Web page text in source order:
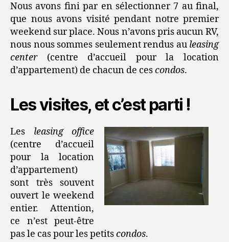
Nous avons fini par en sélectionner 7 au final,
que nous avons visité pendant notre premier
weekend sur place. Nous n’avons pris aucun RV,
nous nous sommes seulement rendus au leasing
center(centre d’accueil pour la location
d’appartement) de chacun de cescondos.
Les visites, et c’est parti !
Les leasing office
(centre d’accueil
pour la location
d’appartement)
sont très souvent
ouvert le weekend
entier. Attention,
ce n’est peut-être
pas le cas pour les petitscondos.